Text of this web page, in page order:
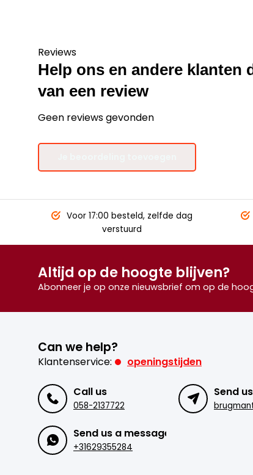
Reviews
Help ons en andere klanten
van een review
Geen reviews gevonden
Voor 17:00 besteld, zelfde dag
verstuurd
Altijd op de hoogte blijven?
Abonneer je op onze nieuwsbrief om op de
Can we help?
Klantenservice: openingstijden
Call us
058-2137722
Send
Send us a message
+31629355284